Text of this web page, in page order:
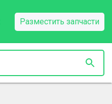
Разместить запчасти